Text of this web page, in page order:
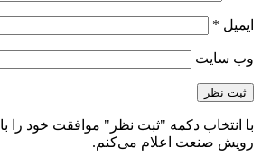
ایمیل *
وب‌ سایت
با انتخاب دکمه "ثبت نظر" موافقت خود را با
رویش صنعت اعلام می‌کنم.